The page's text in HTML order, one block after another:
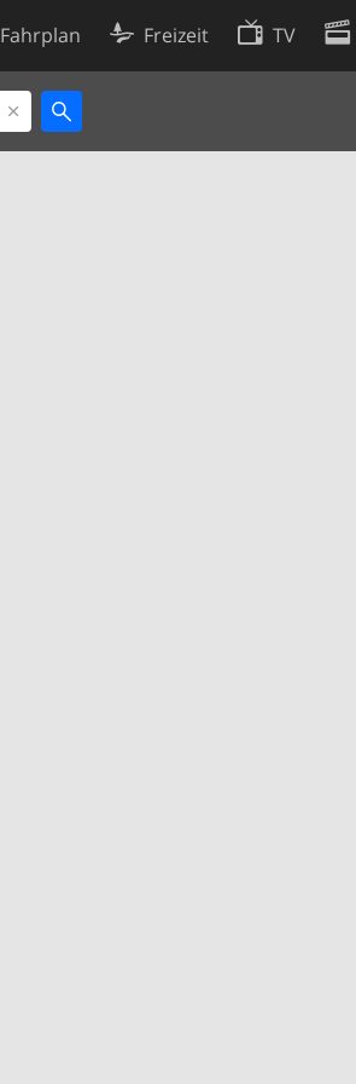
Fahrplan Freizeit TV
Cookie-Richtlinie
Cookie-Einstellungen